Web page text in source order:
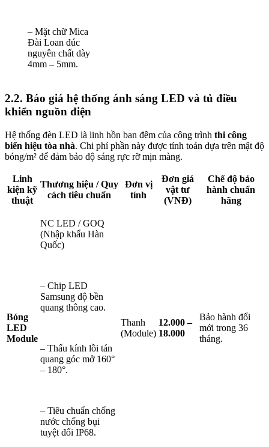
– Mặt chữ Mica
Đài Loan đúc
nguyên chất dày
4mm – 5mm.
2.2. Báo giá hệ thống ánh sáng LED và tủ điều
khiển nguồn điện
Hệ thống đèn LED là linh hồn ban đêm của công trình thi công
biển hiệu tòa nhà. Chi phí phần này được tính toán dựa trên mật độ
bóng/m² để đảm bảo độ sáng rực rỡ mịn màng.
Linh
kiện kỹ
thuật
Thương hiệu / Quy
cách tiêu chuẩn
Đơn vị
tính
Đơn giá
vật tư
(VNĐ)
Chế độ bảo
hành chuẩn
hãng
Bóng
LED
Module
NC LED / GOQ
(Nhập khẩu Hàn
Quốc)
– Chip LED
Samsung độ bền
quang thông cao.
– Thấu kính lồi tán
quang góc mở 160°
– 180°.
– Tiêu chuẩn chống
nước chống bụi
tuyệt đối IP68.
Thanh
(Module)
12.000 –
18.000
Bảo hành đổi
mới trong 36
tháng.